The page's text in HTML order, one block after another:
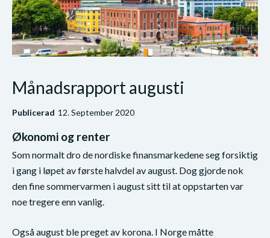
Månadsrapport augusti
Publicerad 12. September 2020
Økonomi og renter
Som normalt dro de nordiske finansmarkedene seg forsiktig
i gang i løpet av første halvdel av august. Dog gjorde nok
den fine sommervarmen i august sitt til at oppstarten var
noe tregere enn vanlig.
Også august ble preget av korona. I Norge måtte